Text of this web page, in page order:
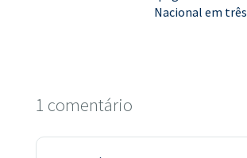
Nacional em
1 comentário